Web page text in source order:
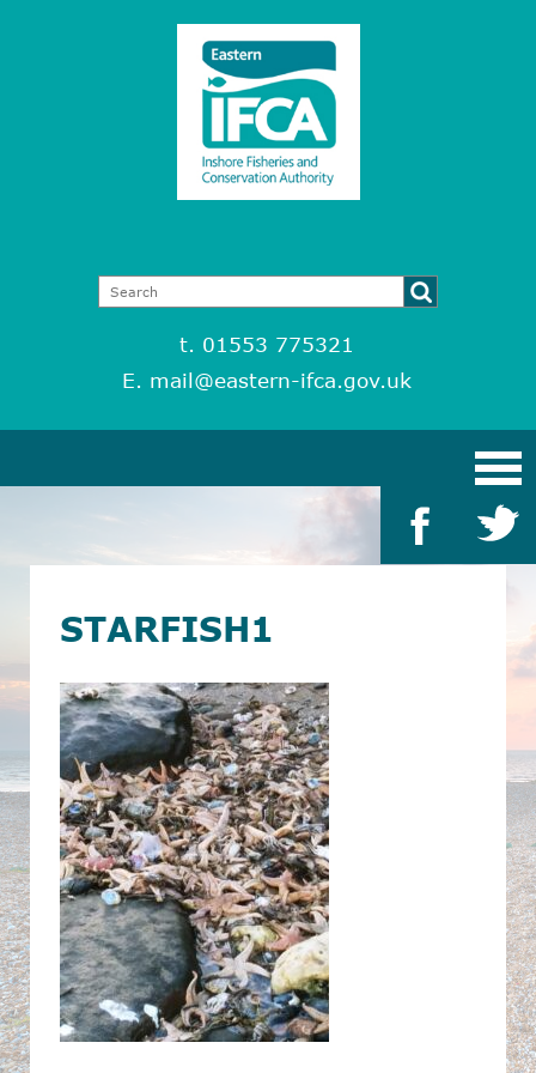
t. 01553 775321
E. mail@eastern-ifca.gov.uk
STARFISH1